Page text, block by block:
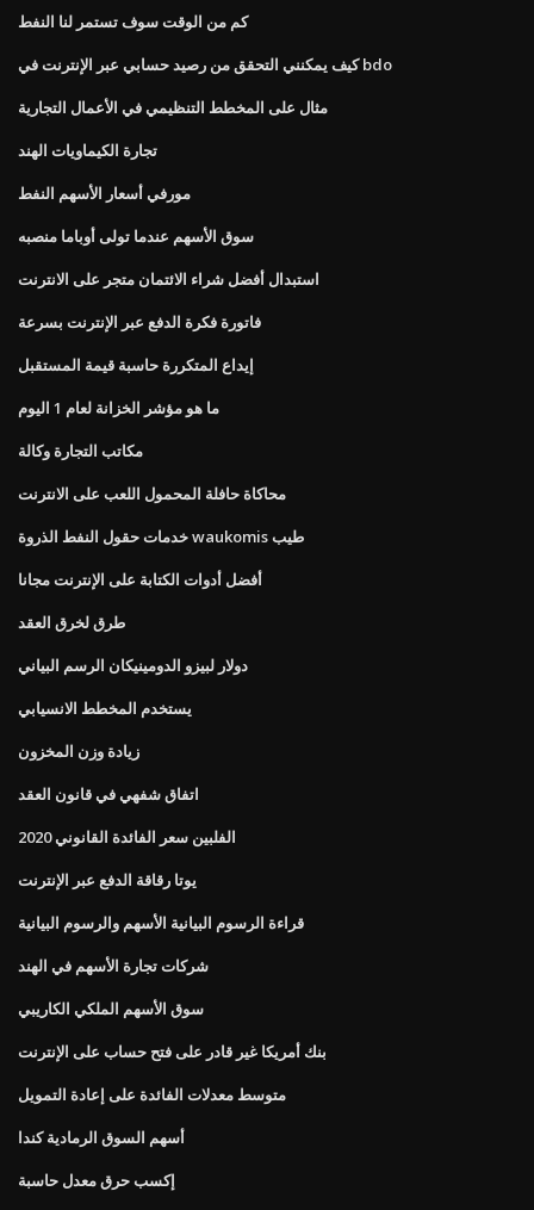
كم من الوقت سوف تستمر لنا النفط
كيف يمكنني التحقق من رصيد حسابي عبر الإنترنت في bdo
مثال على المخطط التنظيمي في الأعمال التجارية
تجارة الكيماويات الهند
مورفي أسعار الأسهم النفط
سوق الأسهم عندما تولى أوباما منصبه
استبدال أفضل شراء الائتمان متجر على الانترنت
فاتورة فكرة الدفع عبر الإنترنت بسرعة
إيداع المتكررة حاسبة قيمة المستقبل
ما هو مؤشر الخزانة لعام 1 اليوم
مكاتب التجارة وكالة
محاكاة حافلة المحمول اللعب على الانترنت
خدمات حقول النفط الذروة waukomis طيب
أفضل أدوات الكتابة على الإنترنت مجانا
طرق لخرق العقد
دولار لبيزو الدومينيكان الرسم البياني
يستخدم المخطط الانسيابي
زيادة وزن المخزون
اتفاق شفهي في قانون العقد
الفلبين سعر الفائدة القانوني 2020
يوتا رقاقة الدفع عبر الإنترنت
قراءة الرسوم البيانية الأسهم والرسوم البيانية
شركات تجارة الأسهم في الهند
سوق الأسهم الملكي الكاريبي
بنك أمريكا غير قادر على فتح حساب على الإنترنت
متوسط ​​معدلات الفائدة على إعادة التمويل
أسهم السوق الرمادية كندا
إكسب حرق معدل حاسبة